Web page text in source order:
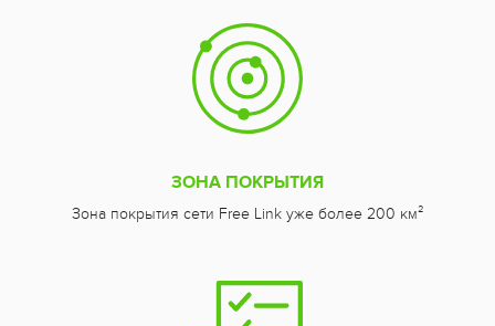
ЗОНА ПОКРЫТИЯ
Зона покрытия сети Free Link уже более 200 км²